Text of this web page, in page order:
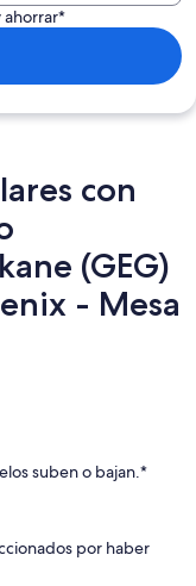
ahorrar*
con
(GEG)
- Mesa
suben o bajan.*
por haber